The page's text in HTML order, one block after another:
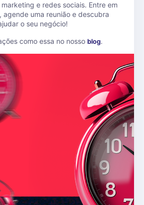
e redes sociais. Entre em
agende uma reunião e descubra
o seu negócio!
como essa no nosso blog.